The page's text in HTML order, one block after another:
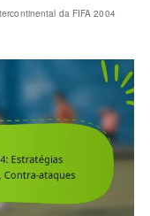
da FIFA 2004